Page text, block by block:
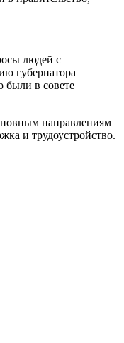
людей с
губернатора
были в совете
направлениям
и трудоустройство.